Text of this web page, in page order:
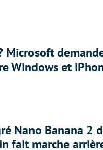
Microsoft
Windows et
Nano Banana 2
fait marche